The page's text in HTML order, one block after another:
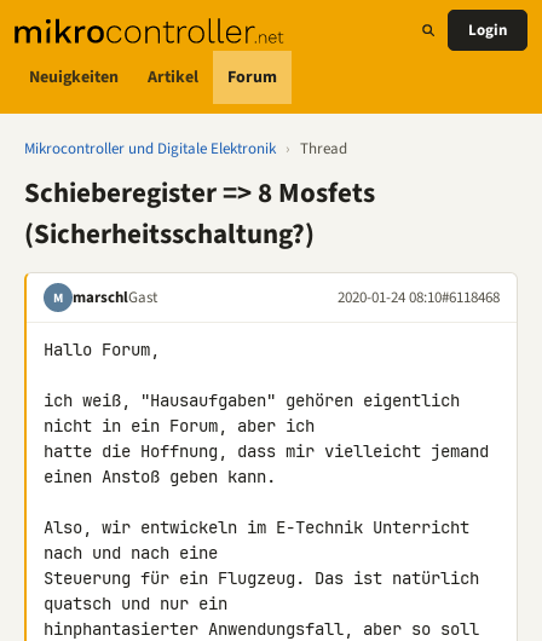
Neuigkeiten Artikel Forum
Login
Mikrocontroller und Digitale Elektronik › Thread
Schieberegister => 8 Mosfets
(Sicherheitsschaltung?)
M marschlGast 2020-01-24 08:10#6118468
Hallo Forum,
ich weiß, "Hausaufgaben" gehören eigentlich
nicht in ein Forum, aber ich
hatte die Hoffnung, dass mir vielleicht jemand
einen Anstoß geben kann.
Also, wir entwickeln im E-Technik Unterricht
nach und nach eine
Steuerung für ein Flugzeug. Das ist natürlich
quatsch und nur ein
hinphantasierter Anwendungsfall, aber so soll